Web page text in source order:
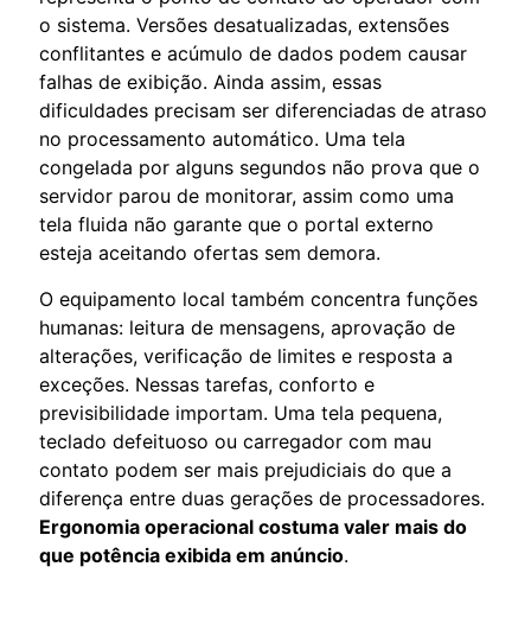
o sistema. Versões desatualizadas, extensões
conflitantes e acúmulo de dados podem causar
falhas de exibição. Ainda assim, essas
dificuldades precisam ser diferenciadas de atraso
no processamento automático. Uma tela
congelada por alguns segundos não prova que o
servidor parou de monitorar, assim como uma
tela fluida não garante que o portal externo
esteja aceitando ofertas sem demora.
O equipamento local também concentra funções
humanas: leitura de mensagens, aprovação de
alterações, verificação de limites e resposta a
exceções. Nessas tarefas, conforto e
previsibilidade importam. Uma tela pequena,
teclado defeituoso ou carregador com mau
contato podem ser mais prejudiciais do que a
diferença entre duas gerações de processadores.
Ergonomia operacional costuma valer mais do
que potência exibida em anúncio.